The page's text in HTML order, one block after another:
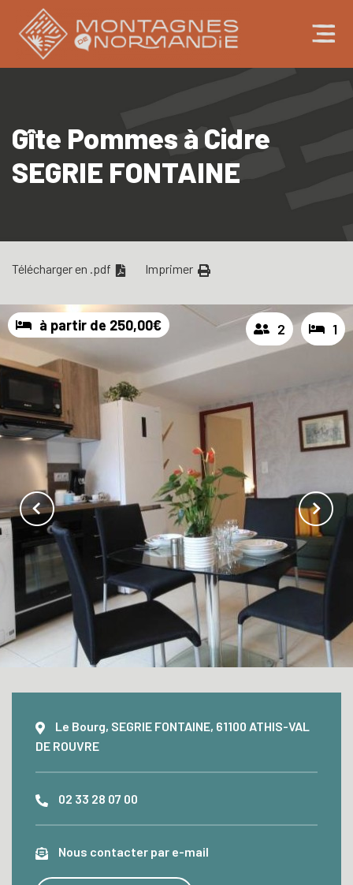
Gîte Pommes à Cidre
SEGRIE FONTAINE
Télécharger en .pdf Imprimer
à partir de 250,00€ 2 1
Le Bourg, SEGRIE FONTAINE, 61100 ATHIS-VAL
DE ROUVRE
02 33 28 07 00
Nous contacter par e-mail